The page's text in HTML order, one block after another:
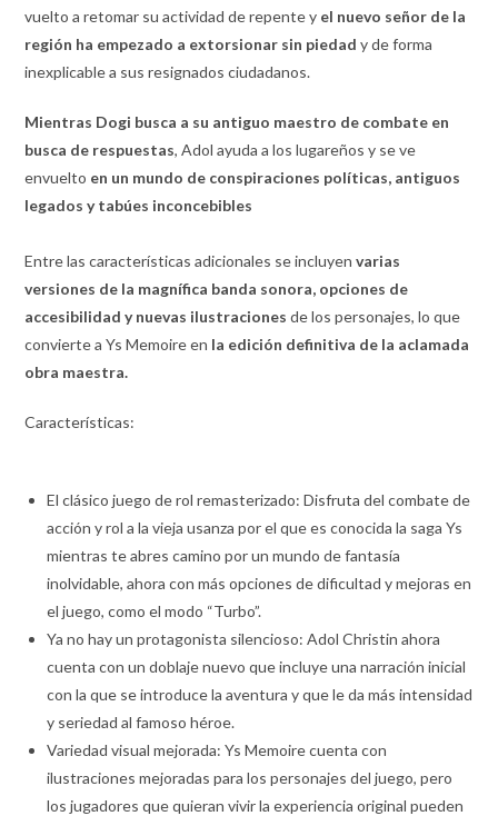
vuelto a retomar su actividad de repente y el nuevo señor de la
región ha empezado a extorsionar sin piedady de forma
inexplicable a sus resignados ciudadanos.
Mientras Dogi busca a su antiguo maestro de combate en
busca de respuestas, Adol ayuda a los lugareños y se ve
envuelto en un mundo de conspiraciones políticas, antiguos
legados y tabúes inconcebibles
Entre las características adicionales se incluyenvarias
versiones de la magnífica banda sonora, opciones de
accesibilidad y nuevas ilustracionesde los personajes, lo que
convierte a Ys Memoire en la edición definitiva de la aclamada
obra maestra.
Características:
El clásico juego de rol remasterizado: Disfruta del combate de
acción y rol a la vieja usanza por el que es conocida la saga Ys
mientras te abres camino por un mundo de fantasía
inolvidable, ahora con más opciones de dificultad y mejoras en
el juego, como el modo “Turbo”.
Ya no hay un protagonista silencioso: Adol Christin ahora
cuenta con un doblaje nuevo que incluye una narración inicial
con la que se introduce la aventura y que le da más intensidad
y seriedad al famoso héroe.
Variedad visual mejorada: Ys Memoire cuenta con
ilustraciones mejoradas para los personajes del juego, pero
los jugadores que quieran vivir la experiencia original pueden